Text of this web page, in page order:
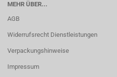
MEHR ÜBER...
AGB
Widerrufsrecht Dienstleistungen
Verpackungshinweise
Impressum